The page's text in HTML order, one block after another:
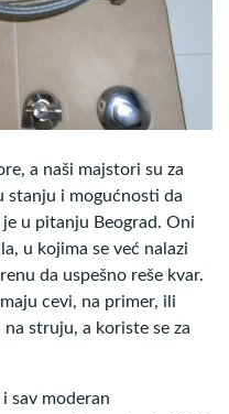
a naši majstori su za
stanju i mogućnosti da
u pitanju Beograd. Oni
u kojima se već nalazi
da uspešno reše kvar.
cevi, na primer, ili
struju, a koriste se za
sav moderan